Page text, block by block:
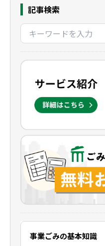
記事検索
事業ごみの基本知識